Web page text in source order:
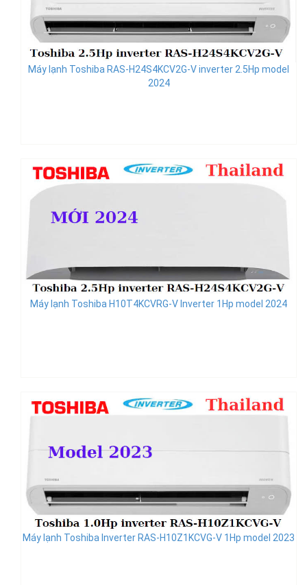
Máy lạnh Toshiba RAS-H24S4KCV2G-V inverter 2.5Hp model
2024
Máy lạnh Toshiba H10T4KCVRG-V Inverter 1Hp model 2024
Máy lạnh Toshiba Inverter RAS-H10Z1KCVG-V 1Hp model 2023